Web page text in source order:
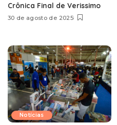
Crônica Final de Verissimo
30 de agosto de 2025
Notícias